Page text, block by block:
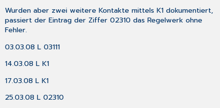
Wurden aber zwei weitere Kontakte mittels K1 dokumentiert,
passiert der Eintrag der Ziffer 02310 das Regelwerk ohne
Fehler.
03.03.08 L 03111
14.03.08 L K1
17.03.08 L K1
25.03.08 L 02310